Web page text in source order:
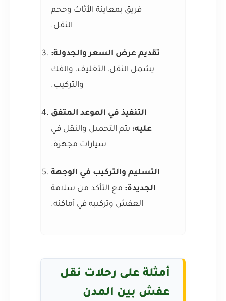
فريق بمعاينة الأثاث وحجم
النقل.
تقديم عرض السعر والجدولة:
يشمل النقل، التغليف، والفك
والتركيب.
التنفيذ في الموعد المتفق
عليه: يتم التحميل والنقل في
سيارات مجهزة.
التسليم والتركيب في الوجهة
الجديدة: مع التأكد من سلامة
العفش وتركيبه في أماكنه.
أمثلة على رحلات نقل
عفش بين المدن